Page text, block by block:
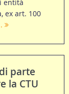
entità
ex art. 100
parte
la CTU